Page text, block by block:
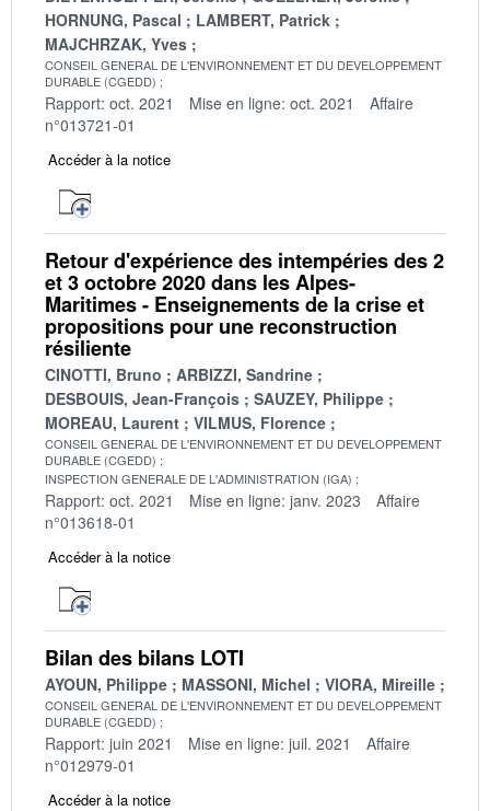
HORNUNG, Pascal
LAMBERT, Patrick
MAJCHRZAK, Yves
CONSEIL GENERAL DE L'ENVIRONNEMENT ET DU DEVELOPPEMENT
DURABLE (CGEDD)
Rapport: oct. 2021 Mise en ligne: oct. 2021
Affaire
n°013721-01
Accéder à la notice
Retour d'expérience des intempéries des 2
et 3 octobre 2020 dans les Alpes-
Maritimes - Enseignements de la crise et
propositions pour une reconstruction
résiliente
CINOTTI, Bruno
ARBIZZI, Sandrine
DESBOUIS, Jean-François
SAUZEY, Philippe
MOREAU, Laurent
VILMUS, Florence
CONSEIL GENERAL DE L'ENVIRONNEMENT ET DU DEVELOPPEMENT
DURABLE (CGEDD)
INSPECTION GENERALE DE L'ADMINISTRATION (IGA)
Rapport: oct. 2021 Mise en ligne: janv. 2023
Affaire
n°013618-01
Accéder à la notice
Bilan des bilans LOTI
AYOUN, Philippe MASSONI, Michel VIORA, Mireille
CONSEIL GENERAL DE L'ENVIRONNEMENT ET DU DEVELOPPEMENT
DURABLE (CGEDD)
Rapport: juin 2021 Mise en ligne: juil. 2021
Affaire
n°012979-01
Accéder à la notice